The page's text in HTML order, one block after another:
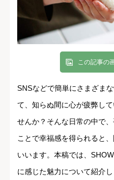
この記事の
SNSなどで簡単にさまざま
て、知らぬ間に心が疲弊し
せんか？そんな日常の中で
ことで幸福感を得られると
いいます。本稿では、
に感じた魅力について紹介し